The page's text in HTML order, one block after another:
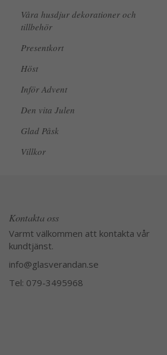
Våra husdjur dekorationer och
tillbehör
Presentkort
Höst
Inför Advent
Den vita Julen
Glad Påsk
Villkor
Kontakta oss
Varmt välkommen att kontakta vår
kundtjänst.
info@glasverandan.se
Tel: 079-3495968